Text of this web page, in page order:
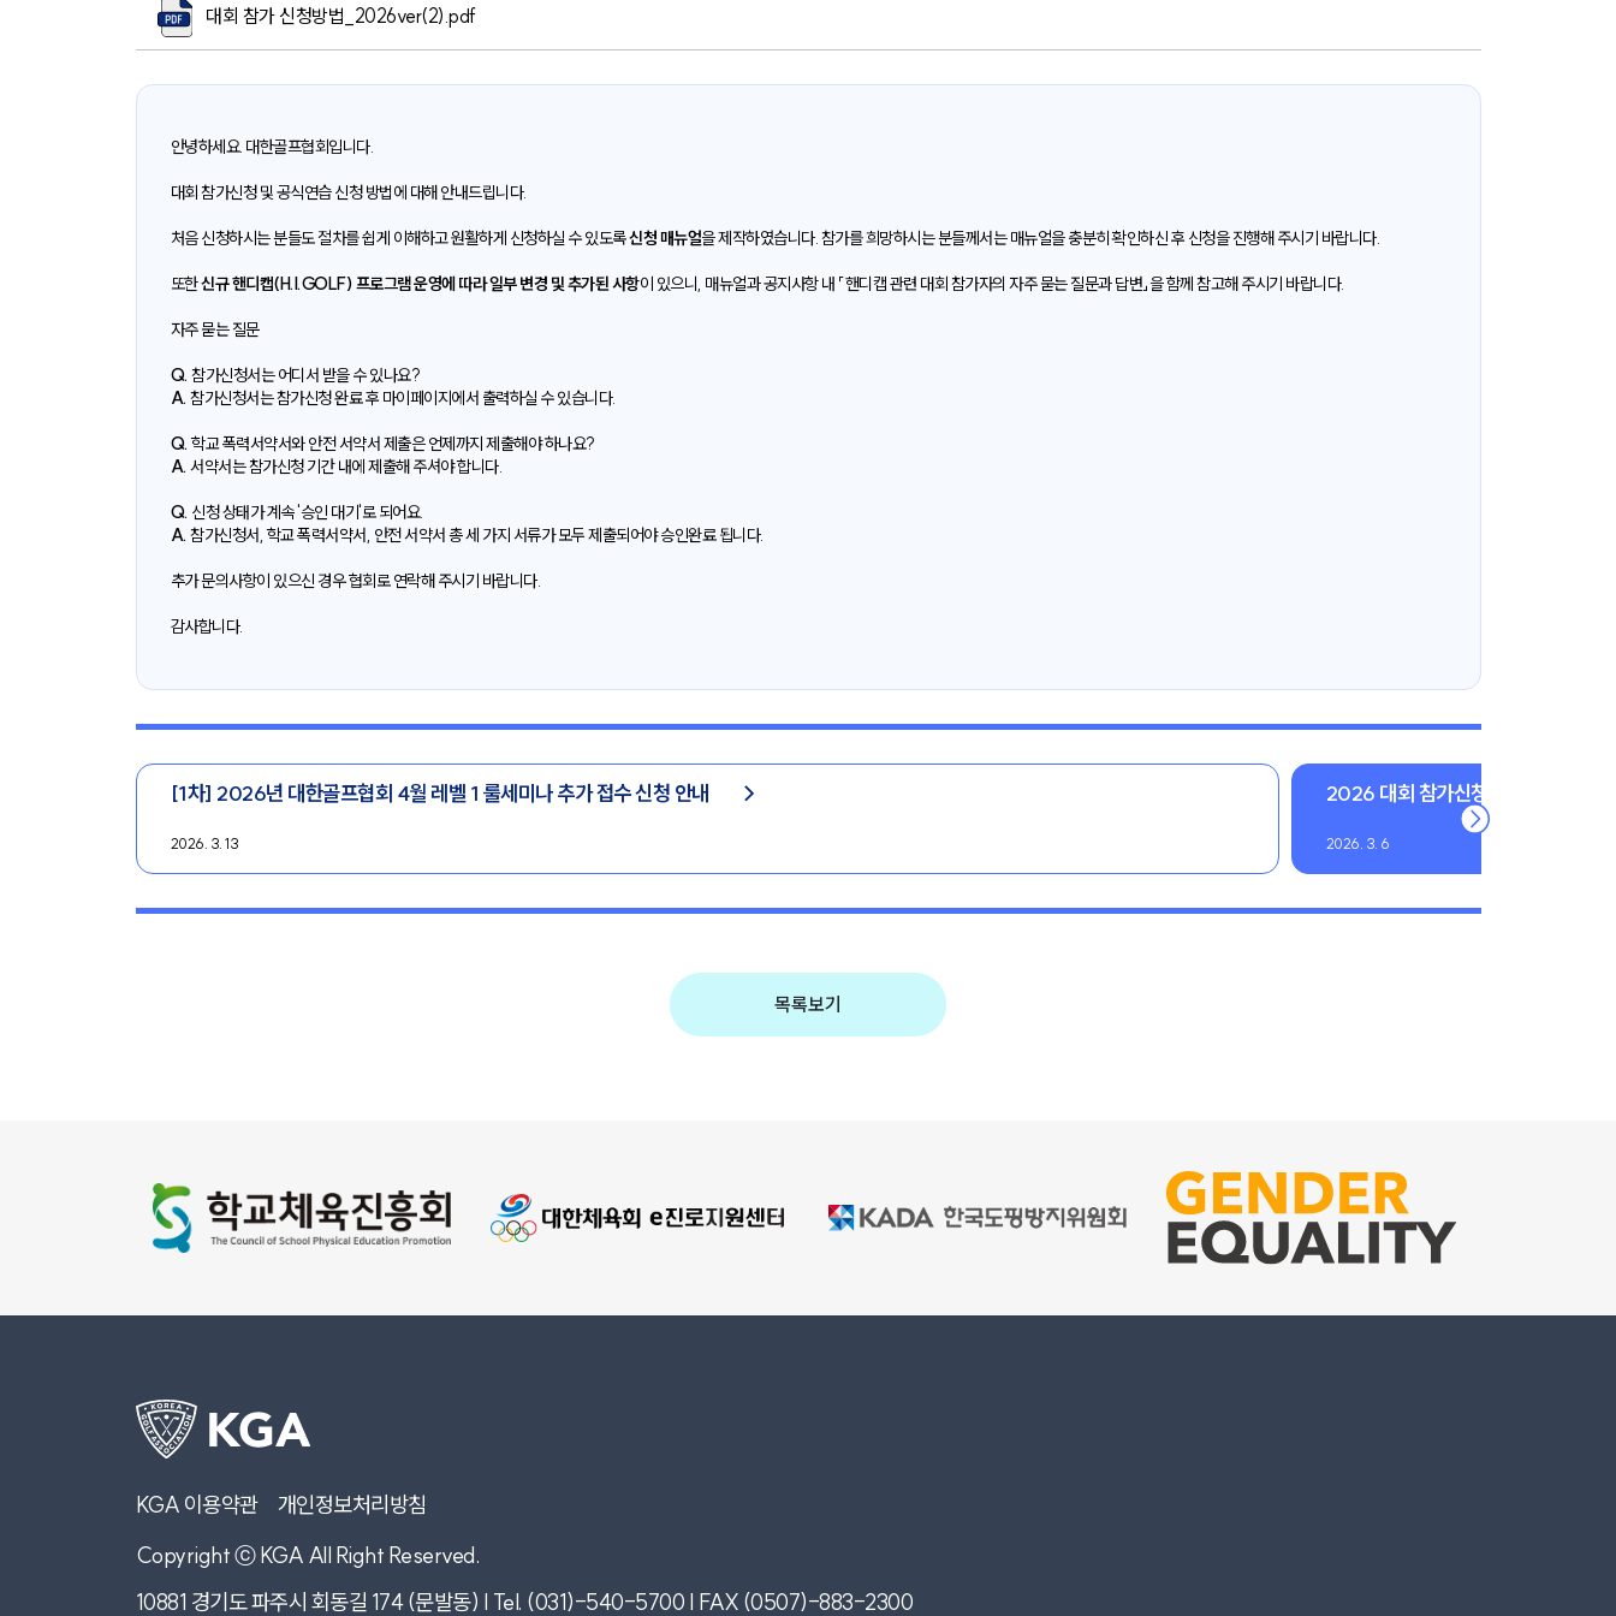
대회 참가 신청방법_2026ver(2).pdf
안녕하세요. 대한골프협회입니다.
대회 참가신청 및 공식연습 신청 방법에 대해 안내드립니다.
처음 신청하시는 분들도 절차를 쉽게 이해하고 원활하게 신청하실 수 있도록신청 매뉴얼을 제작하였습니다. 참가를 희망하시는 분들께서는 매뉴얼을 충분히 확인하신 후 신청을 진행해 주시기 바랍니다.
또한신규 핸디캡(H.I.GOLF) 프로그램 운영에 따라 일부 변경 및 추가된 사항이 있으니, 매뉴얼과 공지사항 내 「핸디캡 관련 대회 참가자의 자주 묻는 질문과 답변」을 함께 참고해 주시기 바랍니다.
자주 묻는 질문
Q. 참가신청서는 어디서 받을 수 있나요?
A. 참가신청서는 참가신청 완료 후 마이페이지에서 출력하실 수 있습니다.
Q.학교 폭력서약서와 안전 서약서 제출은 언제까지 제출해야 하나요?
A. 서약서는 참가신청 기간 내에 제출해 주셔야 합니다.
Q. 신청 상태가 계속 '승인 대기'로 되어요.
A. 참가신청서, 학교 폭력서약서, 안전 서약서 총 세 가지 서류가 모두 제출되어야 승인완료 됩니다.
추가 문의사항이 있으신 경우 협회로 연락해 주시기 바랍니다.
감사합니다.
[1차] 2026년 대한골프협회 4월 레벨 1 룰세미나 추가 접수 신청 안내
2026. 3. 13
2026 대회 참가신청 및 공식연습 신
2026. 3. 6
목록보기
KGA 이용약관
개인정보처리방침
Copyright ⓒ KGA All Right Reserved.
10881 경기도 파주시 회동길 174 (문발동) | Tel. (031)-540-5700 | FAX (0507)-883-2300